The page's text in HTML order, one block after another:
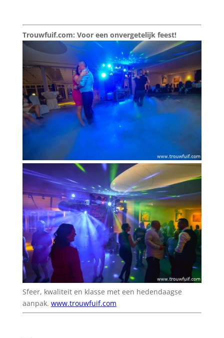
Trouwfuif.com: Voor een onvergetelijk feest!
Sfeer, kwaliteit en klasse met een hedendaagse
aanpak. www.trouwfuif.com